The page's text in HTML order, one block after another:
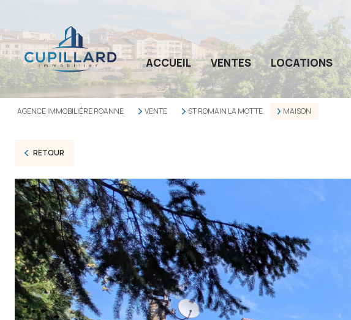
ACCUEIL VENTES LOCATIONS
AGENCE IMMOBILIÈRE ROANNE VENTE ST ROMAIN LA MOTTE MAISON
RETOUR